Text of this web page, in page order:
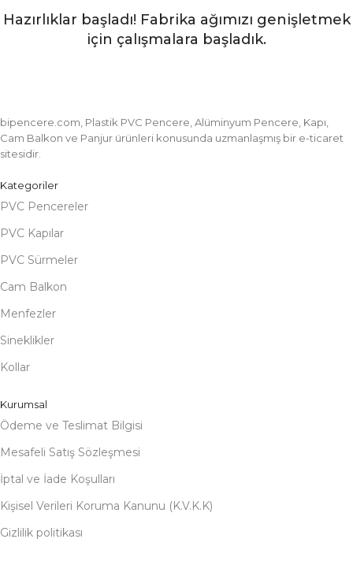
Hazırlıklar başladı! Fabrika ağımızı genişletmek
için çalışmalara başladık.
bipencere.com, Plastik PVC Pencere, Alüminyum Pencere, Kapı,
Cam Balkon ve Panjur ürünleri konusunda uzmanlaşmış bir e-ticaret
sitesidir.
Kategoriler
PVC Pencereler
PVC Kapılar
PVC Sürmeler
Cam Balkon
Menfezler
Sineklikler
Kollar
Kurumsal
Ödeme ve Teslimat Bilgisi
Mesafeli Satış Sözleşmesi
İptal ve İade Koşulları
Kişisel Verileri Koruma Kanunu (K.V.K.K)
Gizlilik politikası